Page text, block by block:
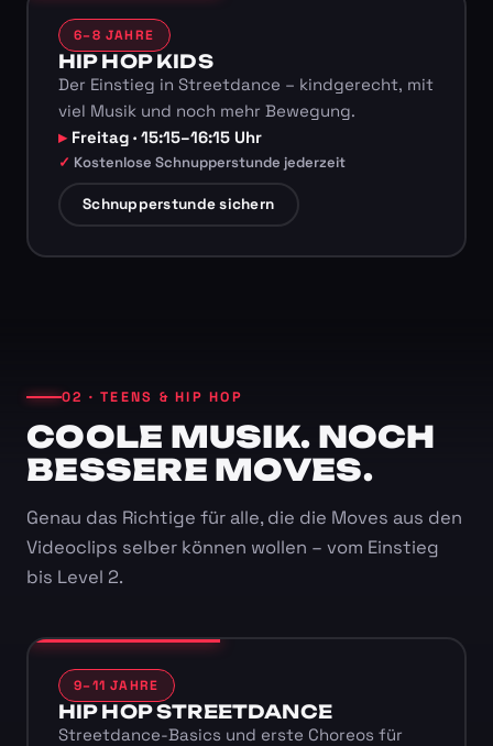
6–8 JAHRE
HIP HOP KIDS
Der Einstieg in Streetdance – kindgerecht, mit
viel Musik und noch mehr Bewegung.
Freitag · 15:15–16:15 Uhr
Kostenlose Schnupperstunde jederzeit
Schnupperstunde sichern
02 · TEENS & HIP HOP
COOLE MUSIK. NOCH
BESSERE MOVES.
Genau das Richtige für alle, die die Moves aus den
Videoclips selber können wollen – vom Einstieg
bis Level 2.
9–11 JAHRE
HIP HOP STREETDANCE
Streetdance-Basics und erste Choreos für